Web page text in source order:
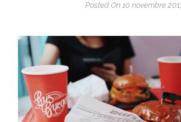
Posted On 10 novembre